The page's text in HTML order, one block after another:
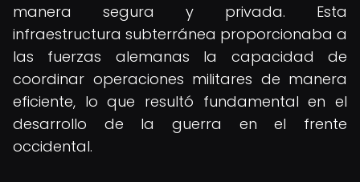
manera segura y privada. Esta
infraestructura subterránea proporcionaba a
las fuerzas alemanas la capacidad de
coordinar operaciones militares de manera
eficiente, lo que resultó fundamental en el
desarrollo de la guerra en el frente
occidental.